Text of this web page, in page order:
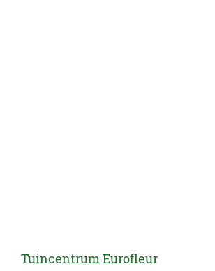
Tuincentrum Eurofleur